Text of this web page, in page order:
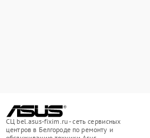
СЦ bel.asus-fixim.ru - сеть сервисных
центров в Белгороде по ремонту и